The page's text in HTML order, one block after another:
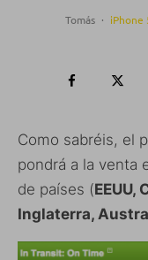
Tomás · iPhone
Como sabréis, el
pondrá a la venta
de países (EEUU,
Inglaterra,